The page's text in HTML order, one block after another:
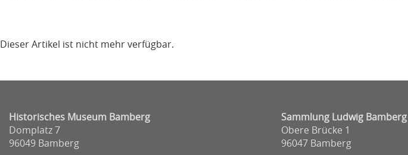
Dieser Artikel ist nicht mehr verfügbar.
Historisches Museum Bamberg
Domplatz 7
96049 Bamberg
Sammlung Ludwig Bamberg
Obere Brücke 1
96047 Bamberg